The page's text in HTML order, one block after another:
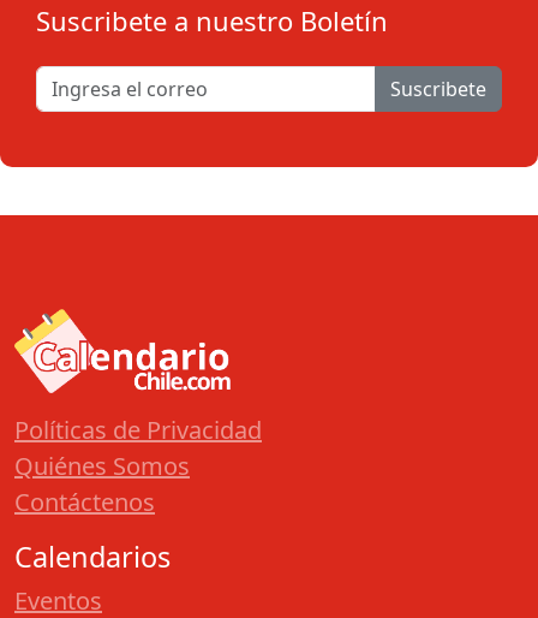
Suscribete a nuestro Boletín
Suscribete
Políticas de Privacidad
Quiénes Somos
Contáctenos
Calendarios
Eventos